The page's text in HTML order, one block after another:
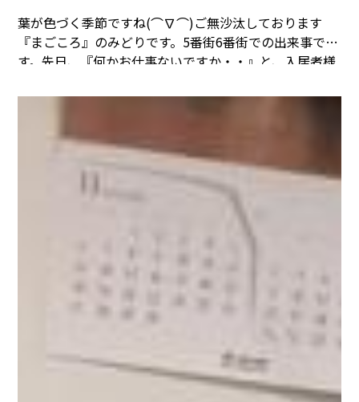
葉が色づく季節ですね(⌒∇⌒)ご無沙汰しております
『まごころ』のみどりです。 5番街6番街での出来事で
す。先日、『何かお仕事ないですか・・』と、入居者様
ほか大変盛り上がりました(^▽^)/。。と、職員の美さん
そしてブログ用に・・と、写真も
送ってくれました(人''▽｀)ありがとう☆
ですよね(⌒∇⌒)
『みどりのひと言』食欲の秋を感じな
いまま。。冬を感じている今日この頃です(・_・;)